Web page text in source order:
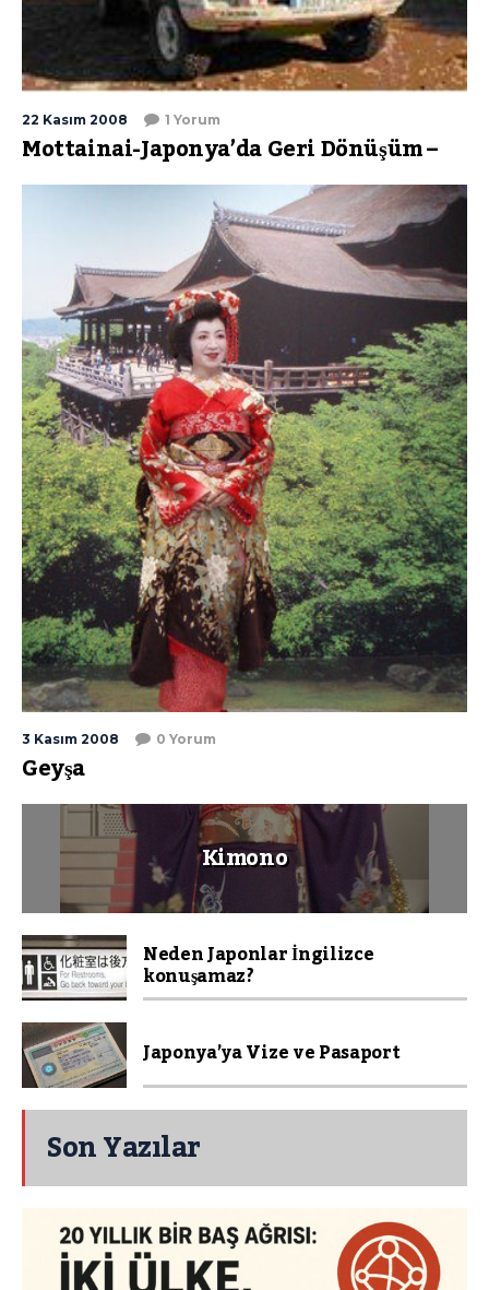
22 Kasım 2008 1 Yorum
Mottainai-Japonya’da Geri Dönüşüm –
3 Kasım 2008 0 Yorum
Geyşa
Kimono
Neden Japonlar İngilizce
konuşamaz?
Japonya’ya Vize ve Pasaport
Son Yazılar